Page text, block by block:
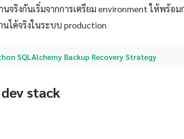
จริงกันเริ่มจากการเตรียม environment ให้พร้อ
ได้จริงในระบบ production
SQLAlchemy Backup Recovery Strategy
stack